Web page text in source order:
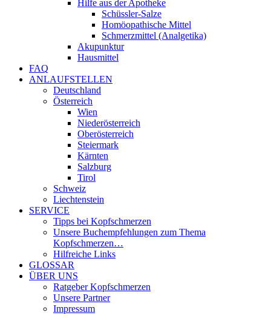
Hilfe aus der Apotheke
Schüssler-Salze
Homöopathische Mittel
Schmerzmittel (Analgetika)
Akupunktur
Hausmittel
FAQ
ANLAUFSTELLEN
Deutschland
Österreich
Wien
Niederösterreich
Oberösterreich
Steiermark
Kärnten
Salzburg
Tirol
Schweiz
Liechtenstein
SERVICE
Tipps bei Kopfschmerzen
Unsere Buchempfehlungen zum Thema
Kopfschmerzen…
Hilfreiche Links
GLOSSAR
ÜBER UNS
Ratgeber Kopfschmerzen
Unsere Partner
Impressum